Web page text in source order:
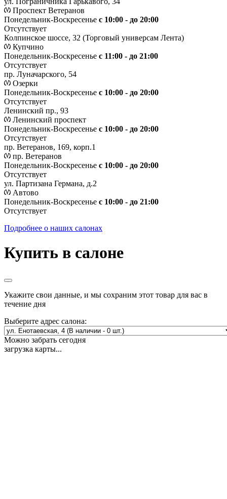
Проспект Ветеранов
Понедельник-Воскресенье с 10:00 - до 20:00
Отсутствует
Колпинское шоссе, 32 (Торговый универсам Лента)
Купчино
Понедельник-Воскресенье с 11:00 - до 21:00
Отсутствует
пр. Луначарского, 54
Озерки
Понедельник-Воскресенье с 10:00 - до 20:00
Отсутствует
Ленинский пр., 93
Ленинский проспект
Понедельник-Воскресенье с 10:00 - до 20:00
Отсутствует
пр. Ветеранов, 169, корп.1
пр. Ветеранов
Понедельник-Воскресенье с 10:00 - до 20:00
Отсутствует
ул. Партизана Германа, д.2
Автово
Понедельник-Воскресенье с 10:00 - до 21:00
Отсутствует
Подробнее о наших салонах
Купить в салоне
Укажите свои данные, и мы сохраним этот товар для вас в
течение дня
Выберите адрес салона:
Можно забрать сегодня
загрузка карты...